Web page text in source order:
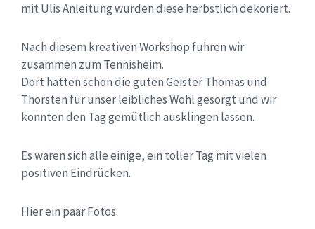
mit Ulis Anleitung wurden diese herbstlich dekoriert.
Nach diesem kreativen Workshop fuhren wir
zusammen zum Tennisheim.
Dort hatten schon die guten Geister Thomas und
Thorsten für unser leibliches Wohl gesorgt und wir
konnten den Tag gemütlich ausklingen lassen.
Es waren sich alle einige, ein toller Tag mit vielen
positiven Eindrücken.
Hier ein paar Fotos: